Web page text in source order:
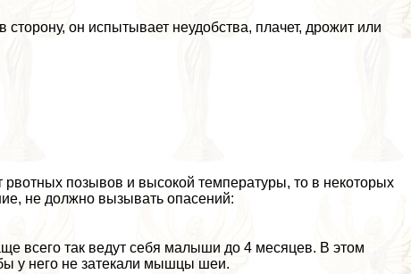
сторону, он испытывает неудобства, плачет, дрожит или
позывов и высокой температуры, то в некоторых
не должно вызывать опасений:
всего так ведут себя малыши до 4 месяцев. В этом
у него не затекали мышцы шеи.